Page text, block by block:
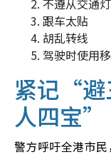
不遵从交通
跟车太贴
胡乱转线
驾驶时使用
紧记“
人四宝”
警方呼吁全港市